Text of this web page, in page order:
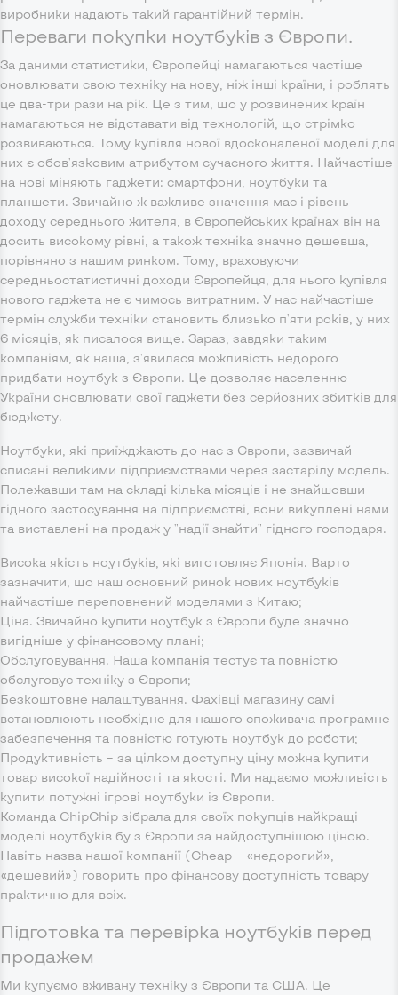
виробники надають такий гарантійний термін.
Переваги покупки ноутбуків з Європи.
За даними статистики, Європейці намагаються частіше
оновлювати свою техніку на нову, ніж інші країни, і роблять
це два-три рази на рік. Це з тим, що у розвинених країн
намагаються не відставати від технологій, що стрімко
розвиваються. Тому купівля нової вдосконаленої моделі для
них є обов'язковим атрибутом сучасного життя. Найчастіше
на нові міняють гаджети: смартфони, ноутбуки та
планшети. Звичайно ж важливе значення має і рівень
доходу середнього жителя, в Європейських країнах він на
досить високому рівні, а також техніка значно дешевша,
порівняно з нашим ринком. Тому, враховуючи
середньостатистичні доходи Європейця, для нього купівля
нового гаджета не є чимось витратним. У нас найчастіше
термін служби техніки становить близько п'яти років, у них
6 місяців, як писалося вище. Зараз, завдяки таким
компаніям, як наша, з'явилася можливість недорого
придбати ноутбук з Європи. Це дозволяє населенню
України оновлювати свої гаджети без серйозних збитків для
бюджету.
Ноутбуки, які приїжджають до нас з Європи, зазвичай
списані великими підприємствами через застарілу модель.
Полежавши там на складі кілька місяців і не знайшовши
гідного застосування на підприємстві, вони викуплені нами
та виставлені на продаж у "надії знайти" гідного господаря.
Висока якість ноутбуків, які виготовляє Японія. Варто
зазначити, що наш основний ринок нових ноутбуків
найчастіше переповнений моделями з Китаю;
Ціна. Звичайно купити ноутбук з Європи буде значно
вигідніше у фінансовому плані;
Обслуговування. Наша компанія тестує та повністю
обслуговує техніку з Європи;
Безкоштовне налаштування. Фахівці магазину самі
встановлюють необхідне для нашого споживача програмне
забезпечення та повністю готують ноутбук до роботи;
Продуктивність – за цілком доступну ціну можна купити
товар високої надійності та якості. Ми надаємо можливість
купити потужні ігрові ноутбуки із Європи.
Команда ChipChip зібрала для своїх покупців найкращі
моделі ноутбуків бу з Європи за найдоступнішою ціною.
Навіть назва нашої компанії (Cheap – «недорогий»,
«дешевий») говорить про фінансову доступність товару
практично для всіх.
Підготовка та перевірка ноутбуків перед
продажем
Ми купуємо вживану техніку з Європи та США. Це